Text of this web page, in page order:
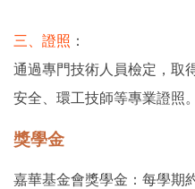
三、證照 ：
通過專門技術人員檢定，取
安全、環工技師等專業證照。
獎學金
嘉華基金會獎學金：每學期